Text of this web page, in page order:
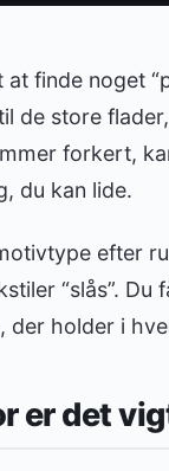
finde noget
de store
forkert,
du kan lide.
efter
“slås”. Du
der holder i
er det